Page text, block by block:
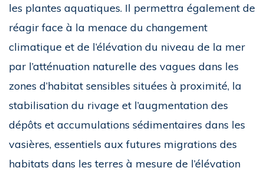
les plantes aquatiques. Il permettra également de
réagir face à la menace du changement
climatique et de l’élévation du niveau de la mer
par l’atténuation naturelle des vagues dans les
zones d’habitat sensibles situées à proximité, la
stabilisation du rivage et l’augmentation des
dépôts et accumulations sédimentaires dans les
vasières, essentiels aux futures migrations des
habitats dans les terres à mesure de l’élévation